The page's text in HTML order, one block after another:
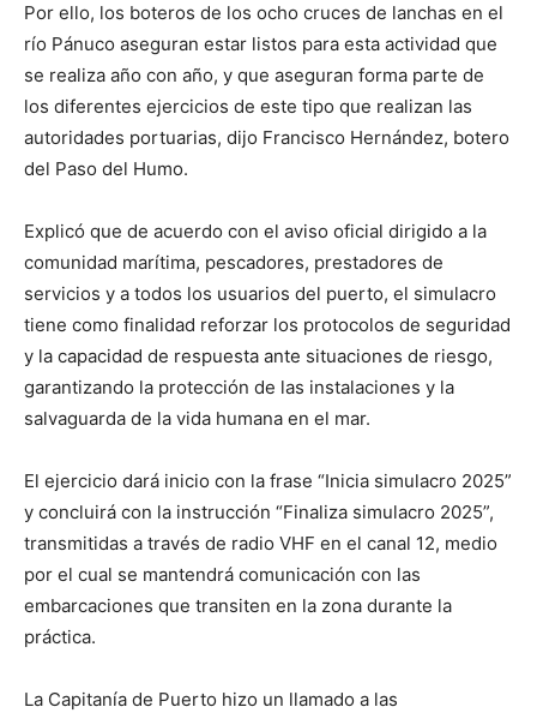
Por ello, los boteros de los ocho cruces de lanchas en el
río Pánuco aseguran estar listos para esta actividad que
se realiza año con año, y que aseguran forma parte de
los diferentes ejercicios de este tipo que realizan las
autoridades portuarias, dijo Francisco Hernández, botero
del Paso del Humo.
Explicó que de acuerdo con el aviso oficial dirigido a la
comunidad marítima, pescadores, prestadores de
servicios y a todos los usuarios del puerto, el simulacro
tiene como finalidad reforzar los protocolos de seguridad
y la capacidad de respuesta ante situaciones de riesgo,
garantizando la protección de las instalaciones y la
salvaguarda de la vida humana en el mar.
El ejercicio dará inicio con la frase “Inicia simulacro 2025”
y concluirá con la instrucción “Finaliza simulacro 2025”,
transmitidas a través de radio VHF en el canal 12, medio
por el cual se mantendrá comunicación con las
embarcaciones que transiten en la zona durante la
práctica.
La Capitanía de Puerto hizo un llamado a las